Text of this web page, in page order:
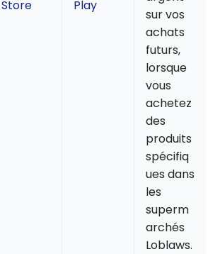
Store
Play
sur vos
achats
futurs,
lorsque
vous
achetez
des
produits
spécifiq
ues dans
les
superm
archés
Loblaws.